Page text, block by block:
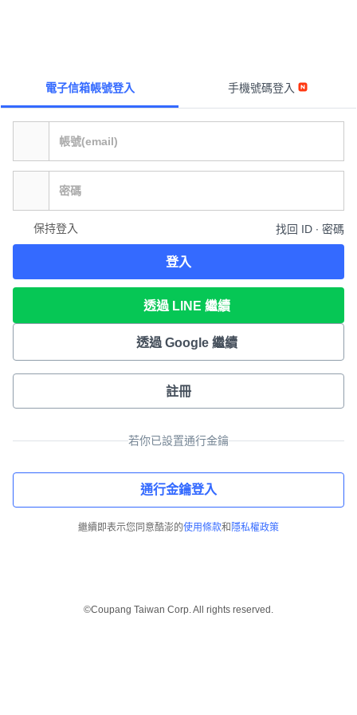
電子信箱帳號登入 手機號碼登入
保持登入 找回 ID ∙ 密碼
登入
透過 LINE 繼續
透過 Google 繼續
註冊
若你已設置通行金鑰
通行金鑰登入
繼續即表示您同意酷澎的使用條款和 隱私權政策
©Coupang Taiwan Corp. All rights reserved.